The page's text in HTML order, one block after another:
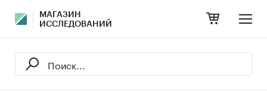
МАГАЗИН
ИССЛЕДОВАНИЙ